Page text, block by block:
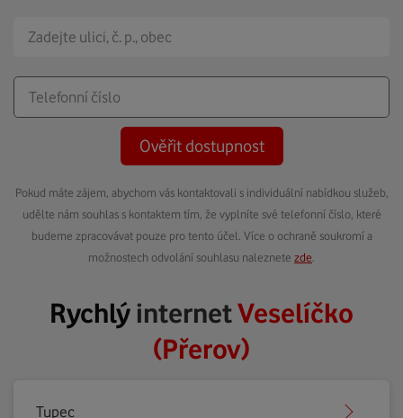
Ověřit dostupnost
Pokud máte zájem, abychom vás kontaktovali s individuální nabídkou služeb,
udělte nám souhlas s kontaktem tím, že vyplníte své telefonní číslo, které
budeme zpracovávat pouze pro tento účel. Více o ochraně soukromí a
možnostech odvolání souhlasu naleznete zde
RychlýinternetVeselíčko
(Přerov)
Tupec